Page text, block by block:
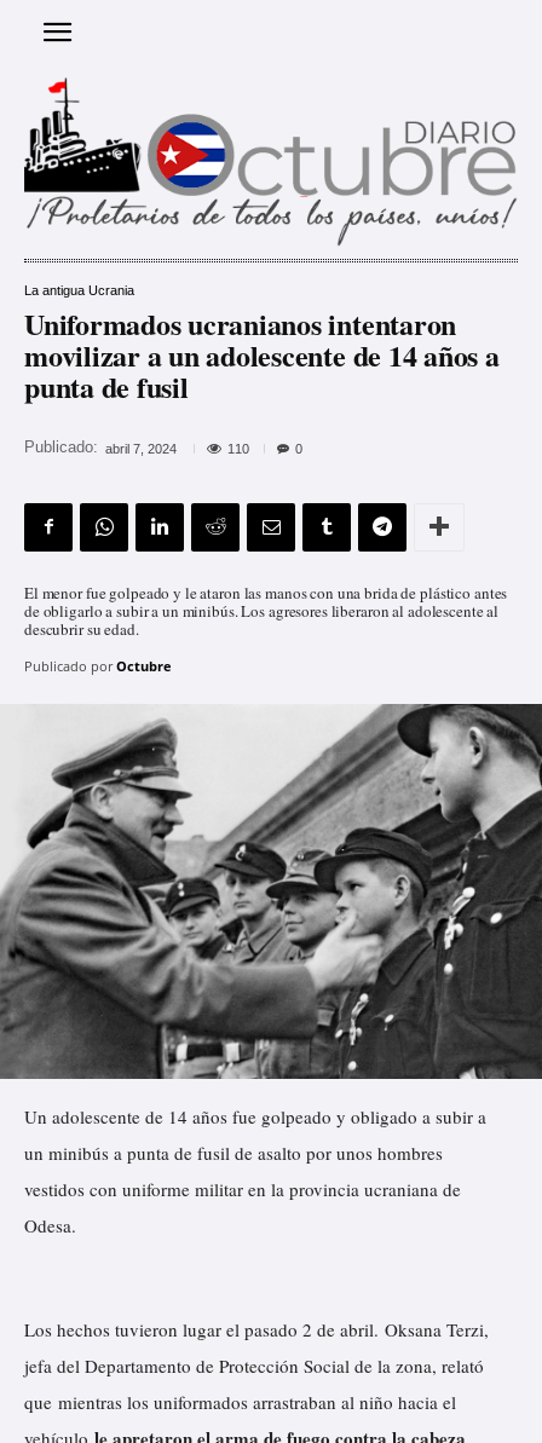
La antigua Ucrania
Uniformados ucranianos intentaron
movilizar a un adolescente de 14 años a
punta de fusil
Publicado: abril 7, 2024 110 0
El menor fue golpeado y le ataron las manos con una brida de plástico antes
de obligarlo a subir a un minibús. Los agresores liberaron al adolescente al
descubrir su edad.
Publicado por Octubre
Un adolescente de 14 años fue golpeado y obligado a subir a
un minibús a punta de fusil de asalto por unos hombres
vestidos con uniforme militar en la provincia ucraniana de
Odesa.
Los hechos tuvieron lugar el pasado 2 de abril. Oksana Terzi,
jefa del Departamento de Protección Social de la zona, relató
que mientras los uniformados arrastraban al niño hacia el